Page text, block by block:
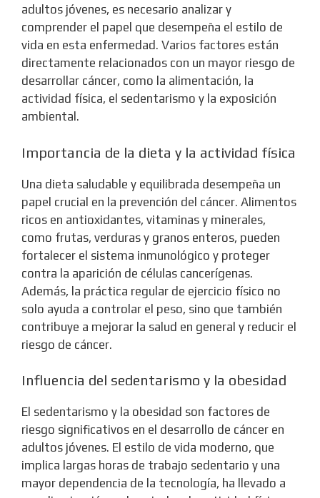
adultos jóvenes, es necesario analizar y
comprender el papel que desempeña el estilo de
vida en esta enfermedad. Varios factores están
directamente relacionados con un mayor riesgo de
desarrollar cáncer, como la alimentación, la
actividad física, el sedentarismo y la exposición
ambiental.
Importancia de la dieta y la actividad física
Una dieta saludable y equilibrada desempeña un
papel crucial en la prevención del cáncer. Alimentos
ricos en antioxidantes, vitaminas y minerales,
como frutas, verduras y granos enteros, pueden
fortalecer el sistema inmunológico y proteger
contra la aparición de células cancerígenas.
Además, la práctica regular de ejercicio físico no
solo ayuda a controlar el peso, sino que también
contribuye a mejorar la salud en general y reducir el
riesgo de cáncer.
Influencia del sedentarismo y la obesidad
El sedentarismo y la obesidad son factores de
riesgo significativos en el desarrollo de cáncer en
adultos jóvenes. El estilo de vida moderno, que
implica largas horas de trabajo sedentario y una
mayor dependencia de la tecnología, ha llevado a